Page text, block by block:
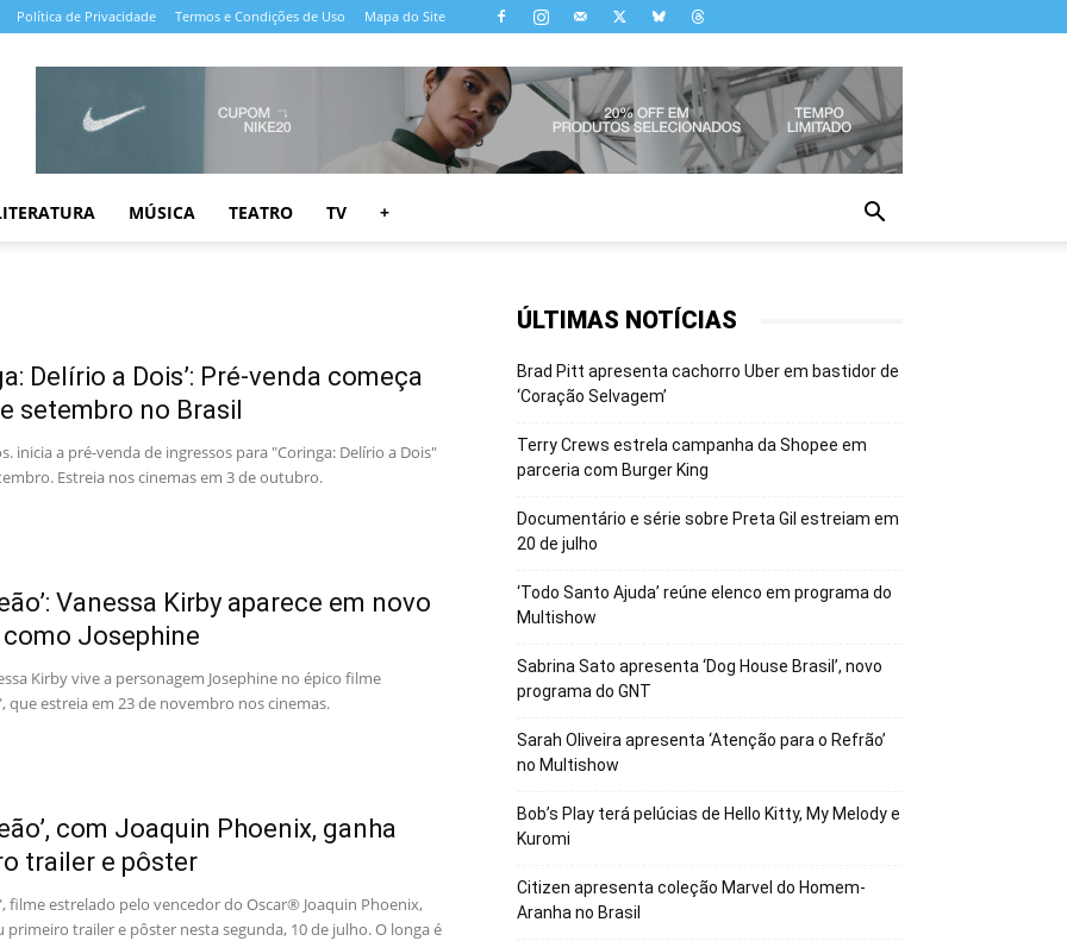
Política de Privacidade Termos e Condições de Uso Mapa do Site
MÚSICA TEATRO TV +
Delírio a Dois’: Pré-venda começa
setembro no Brasil
inicia a pré-venda de ingressos para "Coringa: Delírio a Dois"
Estreia nos cinemas em 3 de outubro.
Vanessa Kirby aparece em novo
Josephine
Kirby vive a personagem Josephine no épico filme
que estreia em 23 de novembro nos cinemas.
com Joaquin Phoenix, ganha
trailer e pôster
filme estrelado pelo vencedor do Oscar® Joaquin Phoenix,
primeiro trailer e pôster nesta segunda, 10 de julho. O longa é
ÚLTIMAS NOTÍCIAS
Brad Pitt apresenta cachorro Uber em bastidor de
‘Coração Selvagem’
Terry Crews estrela campanha da Shopee em
parceria com Burger King
Documentário e série sobre Preta Gil estreiam em
20 de julho
‘Todo Santo Ajuda’ reúne elenco em programa do
Multishow
Sabrina Sato apresenta ‘Dog House Brasil’, novo
programa do GNT
Sarah Oliveira apresenta ‘Atenção para o Refrão’
no Multishow
Bob’s Play terá pelúcias de Hello Kitty, My Melody e
Kuromi
Citizen apresenta coleção Marvel do Homem-
Aranha no Brasil